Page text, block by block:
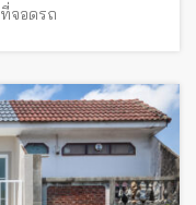
ที่จอดรถ